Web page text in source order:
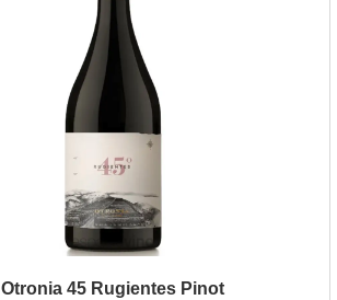
Otronia 45 Rugientes Pinot